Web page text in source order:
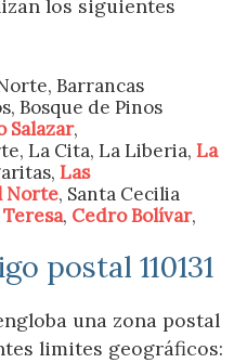
los siguientes
Barrancas
Bosque de Pinos
Salazar,
La Cita, La Liberia, La
Las
Norte, Santa Cecilia
, Cedro Bolívar,
postal 110131
una zona postal
limites geográficos: